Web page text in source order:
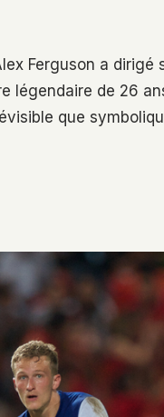
Ferguson a
de 26
que